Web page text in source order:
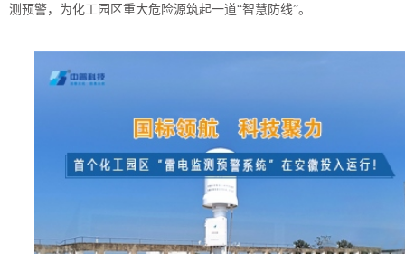
测预警，为化工 园区重大危险源筑起一道“智慧防线”。